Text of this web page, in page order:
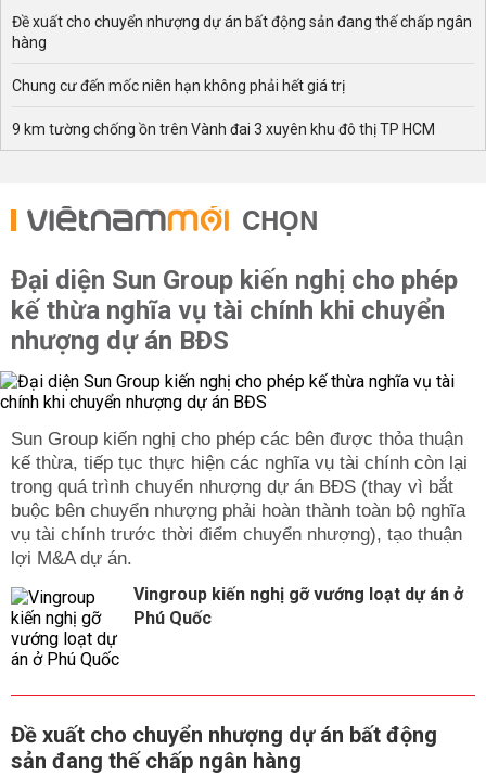
Đề xuất cho chuyển nhượng dự án bất động sản đang thế chấp ngân
hàng
Chung cư đến mốc niên hạn không phải hết giá trị
9 km tường chống ồn trên Vành đai 3 xuyên khu đô thị TP HCM
CHỌN
Đại diện Sun Group kiến nghị cho phép
kế thừa nghĩa vụ tài chính khi chuyển
nhượng dự án BĐS
Sun Group kiến nghị cho phép các bên được thỏa thuận
kế thừa, tiếp tục thực hiện các nghĩa vụ tài chính còn lại
trong quá trình chuyển nhượng dự án BĐS (thay vì bắt
buộc bên chuyển nhượng phải hoàn thành toàn bộ nghĩa
vụ tài chính trước thời điểm chuyển nhượng), tạo thuận
lợi M&A dự án.
Vingroup kiến nghị gỡ vướng loạt dự án ở
Phú Quốc
Đề xuất cho chuyển nhượng dự án bất động
sản đang thế chấp ngân hàng